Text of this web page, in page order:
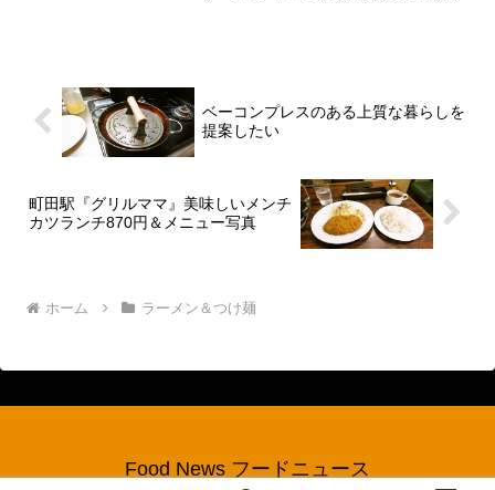
ベーコンプレスのある上質な暮らしを
提案したい
町田駅『グリルママ』美味しいメンチ
カツランチ870円＆メニュー写真
ホーム ラーメン＆つけ麺
Food News フードニュース